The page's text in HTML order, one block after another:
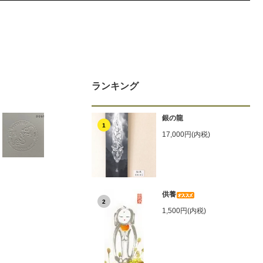
ランキング
1
銀の龍
17,000円(内税)
2
供養
1,500円(内税)